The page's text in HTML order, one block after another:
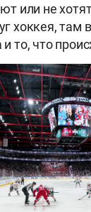
или не
хоккея, там
то, что